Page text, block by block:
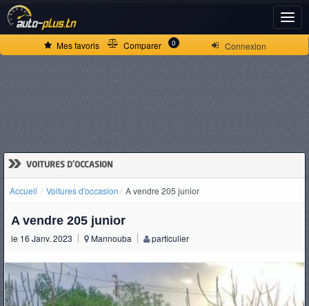
Connexion
Mes favoris Comparer 0
» VOITURES D'OCCASION
Accueil Voitures d'occasion A vendre 205 junior
A vendre 205 junior
le 16 Janv. 2023 Mannouba particulier
ACCUEIL
D'OCCASION
CAMIONS